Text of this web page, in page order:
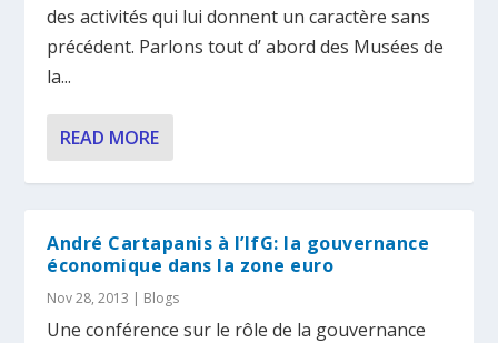
des activités qui lui donnent un caractère sans
précédent. Parlons tout d’ abord des Musées de
la...
READ MORE
André Cartapanis à l’IfG: la gouvernance
économique dans la zone euro
Nov 28, 2013 | Blogs
Une conférence sur le rôle de la gouvernance